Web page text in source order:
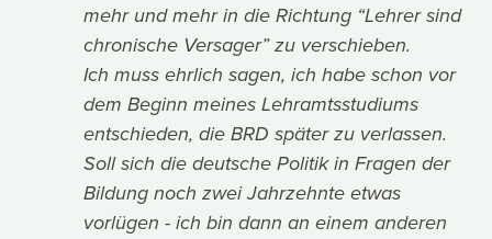
mehr und mehr in die Richtung “Lehrer sind
chronische Versager” zu verschieben.
Ich muss ehrlich sagen, ich habe schon vor
dem Beginn meines Lehramtsstudiums
entschieden, die BRD später zu verlassen.
Soll sich die deutsche Politik in Fragen der
Bildung noch zwei Jahrzehnte etwas
vorlügen - ich bin dann an einem anderen